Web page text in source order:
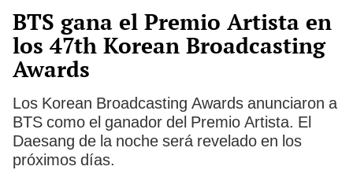
BTS gana el Premio Artista en
los 47th Korean Broadcasting
Awards
Los Korean Broadcasting Awards anunciaron a
BTS como el ganador del Premio Artista. El
Daesang de la noche será revelado en los
próximos días.